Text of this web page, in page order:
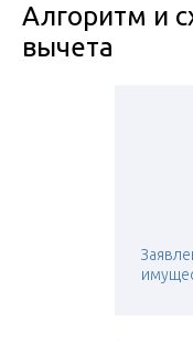
Алгоритм и
вычета